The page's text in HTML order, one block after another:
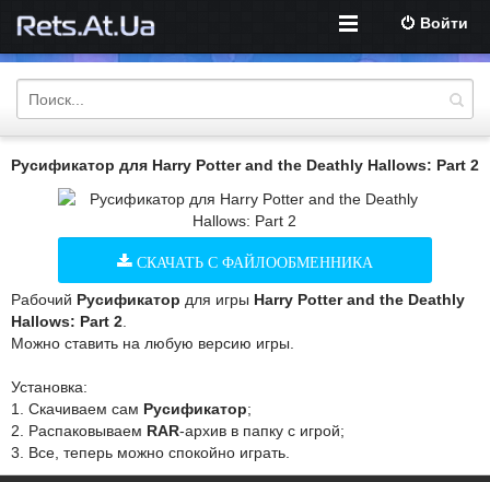
Войти
Русификатор для Harry Potter and the Deathly Hallows: Part 2
СКАЧАТЬ С ФАЙЛООБМЕННИКА
Рабочий Русификатор для игры Harry Potter and the Deathly
Hallows: Part 2
Можно ставить на любую версию игры.
Установка:
1. Скачиваем сам Русификатор;
2. Распаковываем RAR-архив в папку с игрой;
3. Все, теперь можно спокойно играть.